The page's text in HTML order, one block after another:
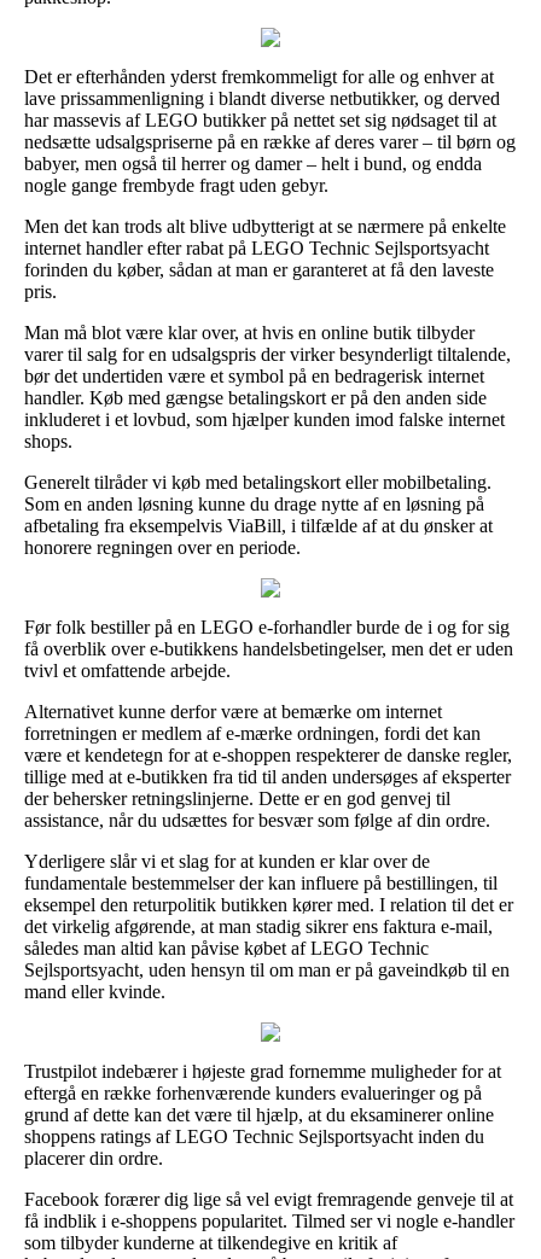
Det er efterhånden yderst fremkommeligt for alle og enhver at
lave prissammenligning i blandt diverse netbutikker, og derved
har massevis af LEGO butikker på nettet set sig nødsaget til at
nedsætte udsalgspriserne på en række af deres varer – til børn og
babyer, men også til herrer og damer – helt i bund, og endda
nogle gange frembyde fragt uden gebyr.
Men det kan trods alt blive udbytterigt at se nærmere på enkelte
internet handler efter rabat på LEGO Technic Sejlsportsyacht
forinden du køber, sådan at man er garanteret at få den laveste
pris.
Man må blot være klar over, at hvis en online butik tilbyder
varer til salg for en udsalgspris der virker besynderligt tiltalende,
bør det undertiden være et symbol på en bedragerisk internet
handler. Køb med gængse betalingskort er på den anden side
inkluderet i et lovbud, som hjælper kunden imod falske internet
shops.
Generelt tilråder vi køb med betalingskort eller mobilbetaling.
Som en anden løsning kunne du drage nytte af en løsning på
afbetaling fra eksempelvis ViaBill, i tilfælde af at du ønsker at
honorere regningen over en periode.
Før folk bestiller på en LEGO e-forhandler burde de i og for sig
få overblik over e-butikkens handelsbetingelser, men det er uden
tvivl et omfattende arbejde.
Alternativet kunne derfor være at bemærke om internet
forretningen er medlem af e-mærke ordningen, fordi det kan
være et kendetegn for at e-shoppen respekterer de danske regler,
tillige med at e-butikken fra tid til anden undersøges af eksperter
der behersker retningslinjerne. Dette er en god genvej til
assistance, når du udsættes for besvær som følge af din ordre.
Yderligere slår vi et slag for at kunden er klar over de
fundamentale bestemmelser der kan influere på bestillingen, til
eksempel den returpolitik butikken kører med. I relation til det er
det virkelig afgørende, at man stadig sikrer ens faktura e-mail,
således man altid kan påvise købet af LEGO Technic
Sejlsportsyacht, uden hensyn til om man er på gaveindkøb til en
mand eller kvinde.
Trustpilot indebærer i højeste grad fornemme muligheder for at
eftergå en række forhenværende kunders evalueringer og på
grund af dette kan det være til hjælp, at du eksaminerer online
shoppens ratings af LEGO Technic Sejlsportsyacht inden du
placerer din ordre.
Facebook forærer dig lige så vel evigt fremragende genveje til at
få indblik i e-shoppens popularitet. Tilmed ser vi nogle e-handler
som tilbyder kunderne at tilkendegive en kritik af